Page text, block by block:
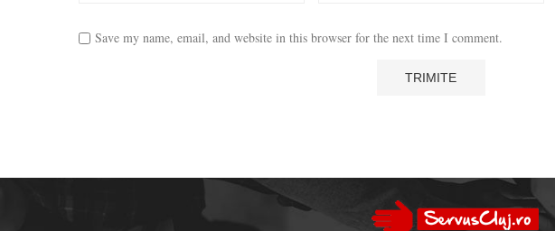
Save my name, email, and website in this browser for the next time I comment.